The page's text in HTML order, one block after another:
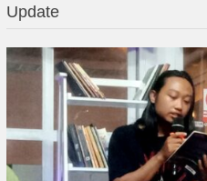
Update